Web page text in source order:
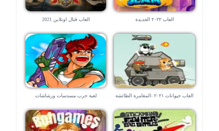
العاب ٢٠٢٢ الجديدة العاب قتال اونلاين 2021
العاب حيوانات ٢٠٢١ -المغامرة الطائشة لعبة حرب مسدسات ورشاشات